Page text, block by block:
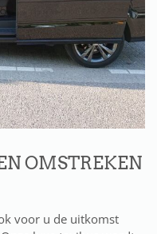
OMSTREKEN
voor u de uitkomst